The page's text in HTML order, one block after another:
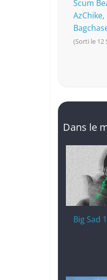
Scum
(Sorti le 12
Dans le
Big Sad